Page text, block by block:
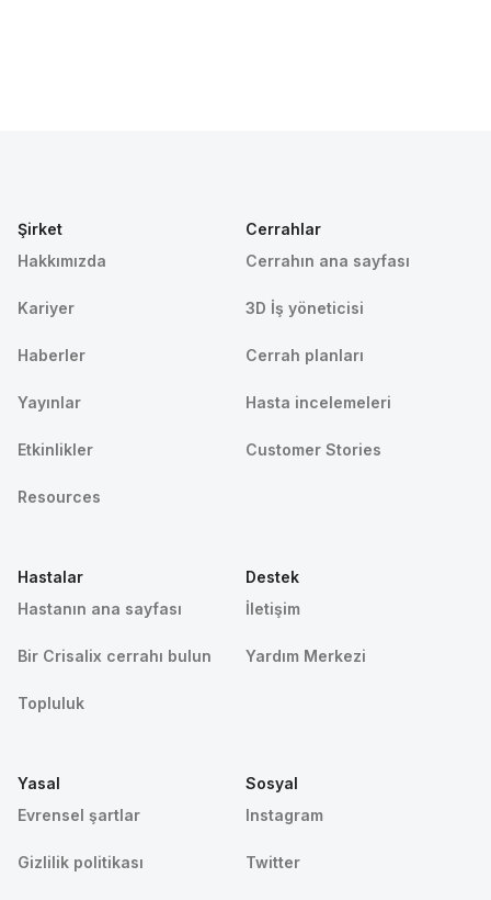
Şirket
Hakkımızda
Kariyer
Haberler
Yayınlar
Etkinlikler
Resources
Cerrahlar
Cerrahın ana sayfası
3D İş yöneticisi
Cerrah planları
Hasta incelemeleri
Customer Stories
Hastalar
Hastanın ana sayfası
Bir Crisalix cerrahı bulun
Topluluk
Destek
İletişim
Yardım Merkezi
Yasal
Evrensel şartlar
Gizlilik politikası
Sosyal
Instagram
Twitter